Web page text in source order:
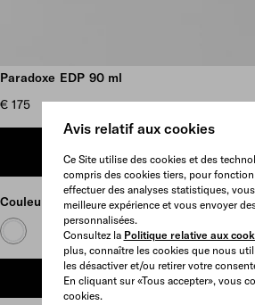
Avis relatif aux cookies
Ce Site utilise des cookies et des
compris des cookies tiers, pour
effectuer des analyses statistiques,
meilleure expérience et vous envoyer
personnalisées.
Consultez la Politique relative aux
plus, connaître les cookies que nous
les désactiver et/ou retirer votre
En cliquant sur «Tous accepter», vous
cookies.
Paradoxe EDP 90 ml
€ 175
AJOUTER AU
Couleur Neutre
AJOUTER AU